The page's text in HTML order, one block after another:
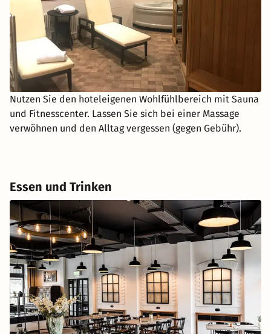
Nutzen Sie den hoteleigenen Wohlfühlbereich mit Sauna
und Fitnesscenter. Lassen Sie sich bei einer Massage
verwöhnen und den Alltag vergessen (gegen Gebühr).
Essen und Trinken